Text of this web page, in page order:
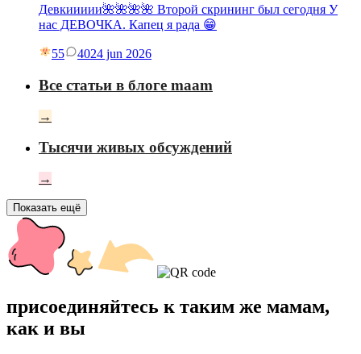
Девкиииии🌺🌺🌺🌺 Второй скрининг был сегодня У
нас ДЕВОЧКА. Капец я рада 😁
55 4024 jun 2026
Все статьи в блоге maam
→
Тысячи живых обсуждений
→
Показать ещё
присоединяйтесь к таким же мамам,
как и вы